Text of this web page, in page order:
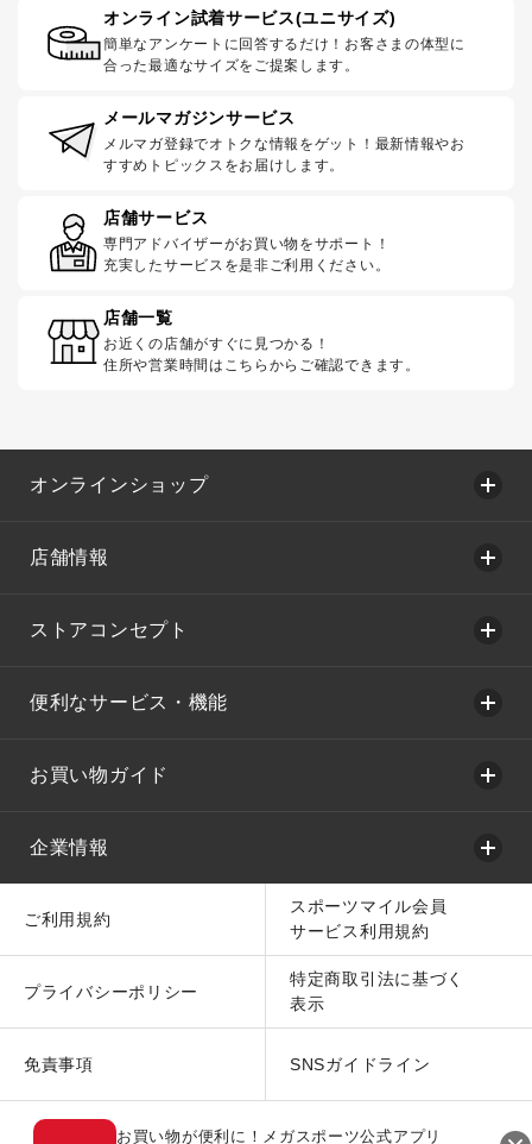
オンライン試着サービス(ユニサイズ)
簡単なアンケートに回答するだけ！お客さまの体型に
合った最適なサイズをご提案します。
メールマガジンサービス
メルマガ登録でオトクな情報をゲット！最新情報やお
すすめトピックスをお届けします。
店舗サービス
専門アドバイザーがお買い物をサポート！
充実したサービスを是非ご利用ください。
店舗一覧
お近くの店舗がすぐに見つかる！
住所や営業時間はこちらからご確認できます。
オンラインショップ
店舗情報
ストアコンセプト
便利なサービス・機能
お買い物ガイド
企業情報
ご利用規約
スポーツマイル会員
サービス利用規約
プライバシーポリシー
特定商取引法に基づく
表示
免責事項 SNSガイドライン
お買い物が便利に！メガスポーツ公式アプリ